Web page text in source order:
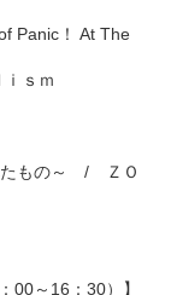
Panic！ At The
ｓｍ
たもの～ / ＺＯ
00～16：30）】